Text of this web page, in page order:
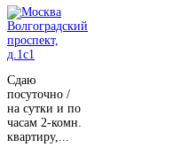
Сдаю
посуточно /
на сутки и по
часам 2-комн.
квартиру,...